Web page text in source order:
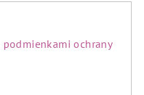
podmienkami ochrany